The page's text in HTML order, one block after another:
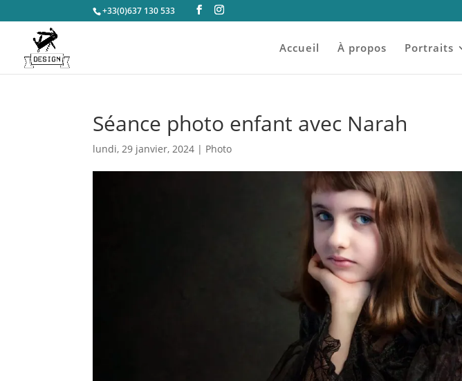
+33(0)637 130 533
Accueil À propos Portraits
Séance photo enfant avec Narah
lundi, 29 janvier, 2024 | Photo